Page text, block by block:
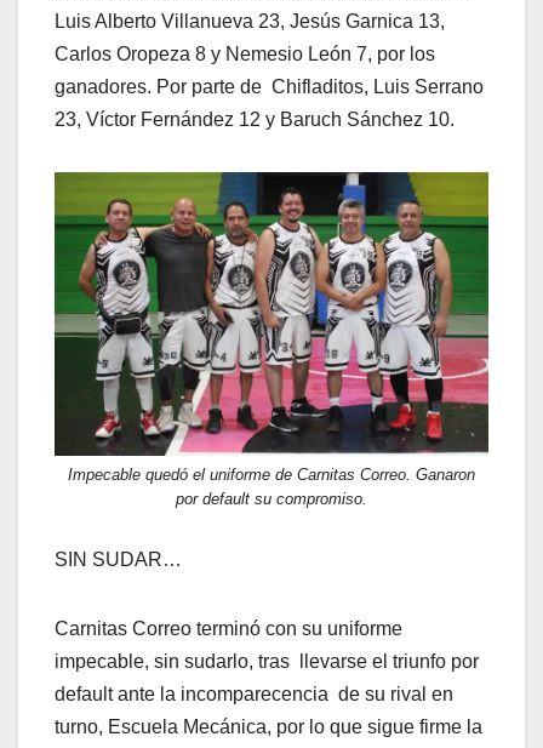
Luis Alberto Villanueva 23, Jesús Garnica 13,
Carlos Oropeza 8 y Nemesio León 7, por los
ganadores. Por parte de Chifladitos, Luis Serrano
23, Víctor Fernández 12 y Baruch Sánchez 10.
Impecable quedó el uniforme de Carnitas Correo. Ganaron
por default su compromiso.
SIN SUDAR…
Carnitas Correo terminó con su uniforme
impecable, sin sudarlo, tras llevarse el triunfo por
default ante la incomparecencia de su rival en
turno, Escuela Mecánica, por lo que sigue firme la